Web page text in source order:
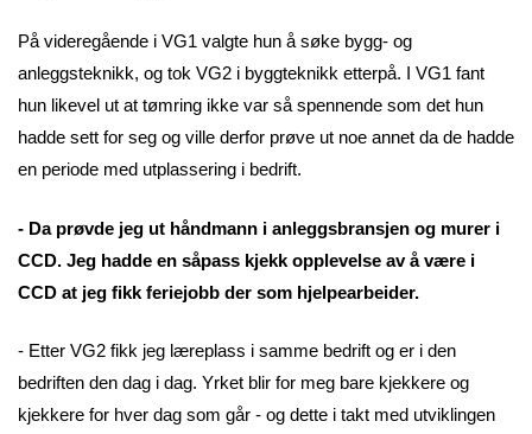
På videregående i VG1 valgte hun å søke bygg- og
anleggsteknikk, og tok VG2 i byggteknikk etterpå. I VG1 fant
hun likevel ut at tømring ikke var så spennende som det hun
hadde sett for seg og ville derfor prøve ut noe annet da de hadde
en periode med utplassering i bedrift.
- Da prøvde jeg ut håndmann i anleggsbransjen og murer i
CCD. Jeg hadde en såpass kjekk opplevelse av å være i
CCD at jeg fikk feriejobb der som hjelpearbeider.
- Etter VG2 fikk jeg læreplass i samme bedrift og er i den
bedriften den dag i dag. Yrket blir for meg bare kjekkere og
kjekkere for hver dag som går - og dette i takt med utviklingen